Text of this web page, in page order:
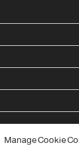
Manage Cookie